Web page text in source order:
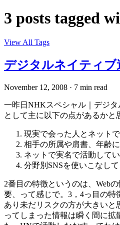
3 posts tagged
View All Tags
デジタルネイティブ
November 12, 2008 · 7 min read
一昨日NHKスペシャル｜デジ
として主に以下の点があるかと
現実で会った人とネット
相手の所属や肩書、年齢
ネットで実名で活動して
分野別SNSを使いこなし
2番目の特徴というのは、Web
要、って感じで。3，4っ目の
あり未だリスクの方が大きい
ってしまった情報は瞬く間に